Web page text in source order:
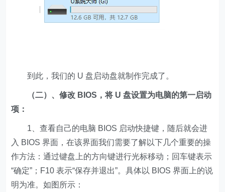
到此，我们的 U 盘启动盘就制作完成了。
（二）、修改 BIOS，将 U 盘设置为电脑的第一启动
项：
1、查看自己的电脑 BIOS 启动快捷键，随后就会进
入 BIOS 界面，在该界面我们需要了解以下几个重要的操
作方法：通过键盘上的方向键进行光标移动；回车键表示
“确定”；F10 表示“保存并退出”。具体以 BIOS 界面上的说
明为准。如图所示：